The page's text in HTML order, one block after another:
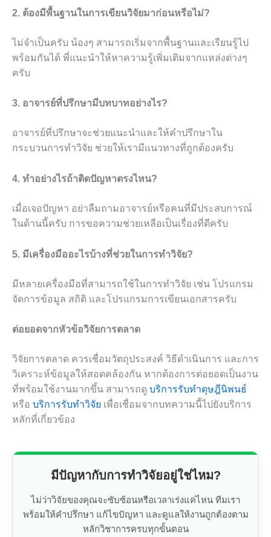
2. ต้องมีพื้นฐานในการเขียนวิจัยมาก่อนหรือไม่?
ไม่จำเป็นครับ น้องๆ สามารถเริ่มจากพื้นฐานและเรียนรู้ไป
พร้อมกันได้ พี่แนะนำให้หาความรู้เพิ่มเติมจากแหล่งต่างๆ
ครับ
3. อาจารย์ที่ปรึกษามีบทบาทอย่างไร?
อาจารย์ที่ปรึกษาจะช่วยแนะนำและให้คำปรึกษาใน
กระบวนการทำวิจัย ช่วยให้เรามีแนวทางที่ถูกต้องครับ
4. ทำอย่างไรถ้าติดปัญหาตรงไหน?
เมื่อเจอปัญหา อย่าลืมถามอาจารย์หรือคนที่มีประสบการณ์
ในด้านนี้ครับ การขอความช่วยเหลือเป็นเรื่องที่ดีครับ
5. มีเครื่องมืออะไรบ้างที่ช่วยในการทำวิจัย?
มีหลายเครื่องมือที่สามารถใช้ในการทำวิจัย เช่น โปรแกรม
จัดการข้อมูล สถิติ และโปรแกรมการเขียนเอกสารครับ
ต่อยอดจากหัวข้อวิจัยการตลาด
วิจัยการตลาด ควรเชื่อมวัตถุประสงค์ วิธีดำเนินการ และการ
วิเคราะห์ข้อมูลให้สอดคล้องกัน หากต้องการต่อยอดเป็นงาน
ที่พร้อมใช้งานมากขึ้น สามารถดู บริการรับทำดุษฎีนิพนธ์
หรือ บริการรับทำวิจัย เพื่อเชื่อมจากบทความนี้ไปยังบริการ
หลักที่เกี่ยวข้อง
มีปัญหากับการทำวิจัยอยู่ใช่ไหม?
ไม่ว่าวิจัยของคุณจะซับซ้อนหรือเวลาเร่งแค่ไหน ทีมเรา
พร้อมให้คำปรึกษา แก้ไขปัญหา และดูแลให้งานถูกต้องตาม
หลักวิชาการครบทุกขั้นตอน